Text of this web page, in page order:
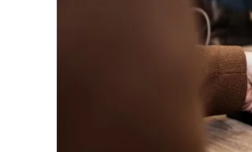
, durante tres